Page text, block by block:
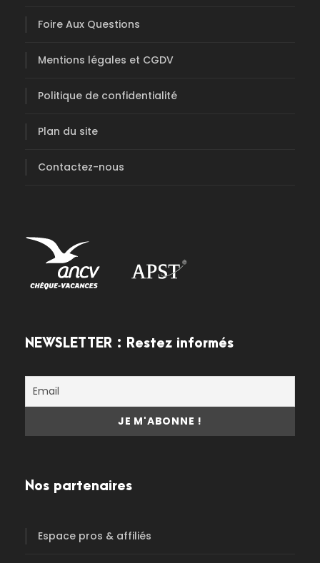
Foire Aux Questions
Mentions légales et CGDV
Politique de confidentialité
Plan du site
Contactez-nous
NEWSLETTER : Restez informés
Nos partenaires
Espace pros & affiliés